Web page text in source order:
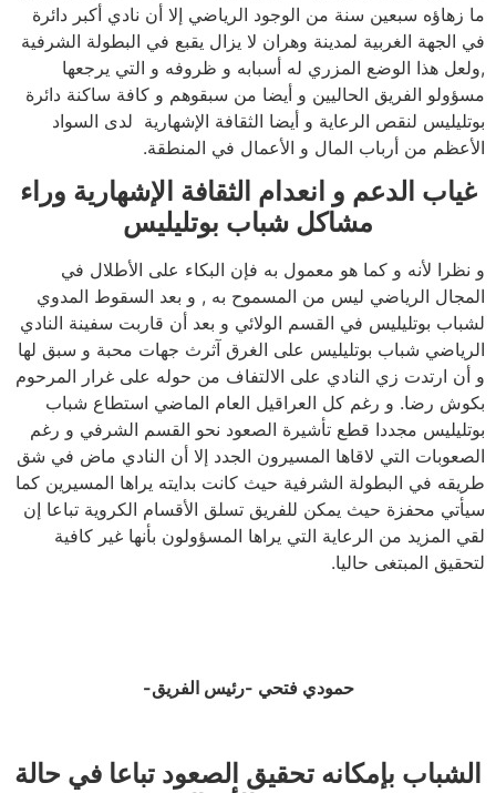
ما زهاؤه سبعين سنة من الوجود الرياضي إلا أن نادي أكبر دائرة
في الجهة الغربية لمدينة وهران لا يزال يقبع في البطولة الشرفية
,ولعل هذا الوضع المزري له أسبابه و ظروفه و التي يرجعها
مسؤولو الفريق الحاليين و أيضا من سبقوهم و كافة ساكنة دائرة
بوتليليس لنقص الرعاية و أيضا الثقافة الإشهارية لدى السواد
الأعظم من أرباب المال و الأعمال في المنطقة.
غياب الدعم و انعدام الثقافة الإشهارية وراء
مشاكل شباب بوتليليس
و نظرا لأنه و كما هو معمول به فإن البكاء على الأطلال في
المجال الرياضي ليس من المسموح به , و بعد السقوط المدوي
لشباب بوتليليس في القسم الولائي و بعد أن قاربت سفينة النادي
الرياضي شباب بوتليليس على الغرق آثرث جهات محبة و سبق لها
و أن ارتدت زي النادي على الالتفاف من حوله على غرار المرحوم
بكوش رضا. و رغم كل العراقيل العام الماضي استطاع شباب
بوتليليس مجددا قطع تأشيرة الصعود نحو القسم الشرفي و رغم
الصعوبات التي لاقاها المسيرون الجدد إلا أن النادي ماض في شق
طريقه في البطولة الشرفية حيث كانت بدايته يراها المسيرين كما
سيأتي محفزة حيث يمكن للفريق تسلق الأقسام الكروية تباعا إن
لقي المزيد من الرعاية التي يراها المسؤولون بأنها غير كافية
لتحقيق المبتغى حاليا.
حمودي فتحي -رئيس الفريق-
الشباب بإمكانه تحقيق الصعود تباعا في حالة